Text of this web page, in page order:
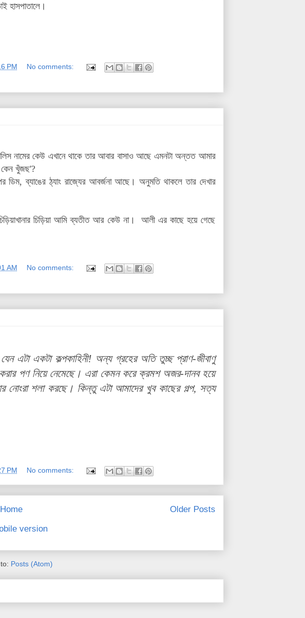
হাসপাতালে।
PM
No comments:
নামের কেউ এখানে থাকে তার আবার বাসাও আছে এমনটা অন্তত আমার
কেন খুঁজছ'?
ডিম, ব্যাঙের ঠ্যাং রাজ্যের আবর্জনা আছে। অনুমতি থাকলে তার দেখার
চিড়িয়া আমি ব্যতীত আর কেউ না। আলী এর কাছে হয়ে গেছে
AM
No comments:
এটা একটা কল্পকাহিনী! অন্য গ্রহের অতি তুচ্ছ প্রাণ-জীবাণু
পণ নিয়ে নেমেছে। এরা কেমন করে ক্রমশ অজর-দানব হয়ে
শলা করছে। কিন্তু এটা আমাদের খুব কাছের গল্প, সত্য
PM No comments:
Older Posts
Home
version
Posts (Atom)